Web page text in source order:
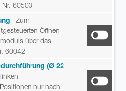
Nr. 60503
| Zum
Öffnen
über das
60042
(Ø 22
nur nach